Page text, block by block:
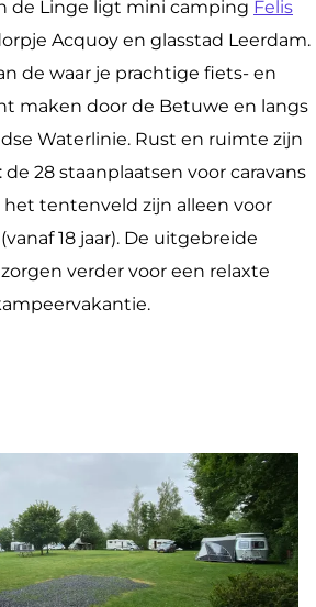
de Linge ligt mini camping Felis
Acquoy en glasstad Leerdam.
de waar je prachtige fiets- en
maken door de Betuwe en langs
Waterlinie. Rust en ruimte zijn
28 staanplaatsen voor caravans
het tentenveld zijn alleen voor
18 jaar). De uitgebreide
verder voor een relaxte